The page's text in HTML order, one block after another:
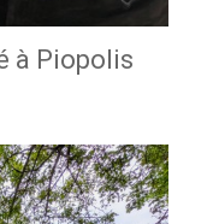
à Piopolis